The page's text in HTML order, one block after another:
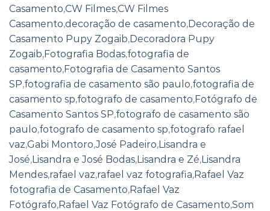
Casamento,CW Filmes,CW Filmes
Casamento,decoração de casamento,Decoração de
Casamento Pupy Zogaib,Decoradora Pupy
Zogaib,Fotografia Bodas,fotografia de
casamento,Fotografia de Casamento Santos
SP,fotografia de casamento são paulo,fotografia de
casamento sp,fotografo de casamento,Fotógrafo de
Casamento Santos SP,fotografo de casamento são
paulo,fotografo de casamento sp,fotografo rafael
vaz,Gabi Montoro,José Padeiro,Lisandra e
José,Lisandra e José Bodas,Lisandra e Zé,Lisandra
Mendes,rafael vaz,rafael vaz fotografia,Rafael Vaz
fotografia de Casamento,Rafael Vaz
Fotógrafo,Rafael Vaz Fotógrafo de Casamento,Som